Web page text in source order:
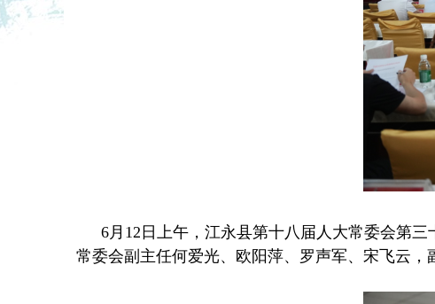
6月12日上午，江永县第十八届人大常委会第
常委会副主任何爱光、欧阳萍、罗声军、宋飞云，